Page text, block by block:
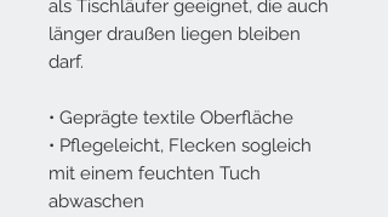
als Tischläufer geeignet, die auch
länger draußen liegen bleiben
darf.
• Geprägte textile Oberfläche
• Pflegeleicht, Flecken sogleich
mit einem feuchten Tuch
abwaschen